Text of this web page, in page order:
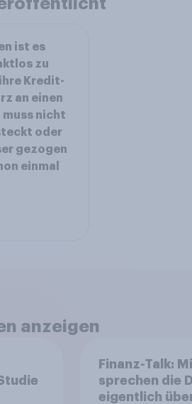
ist es
zu
Kredit-
an einen
muss nicht
oder
gezogen
einmal
anzeigen
Finanz-Talk:
sprechen die
eigentlich